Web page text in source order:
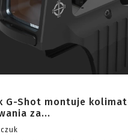
G-Shot montuje
za...